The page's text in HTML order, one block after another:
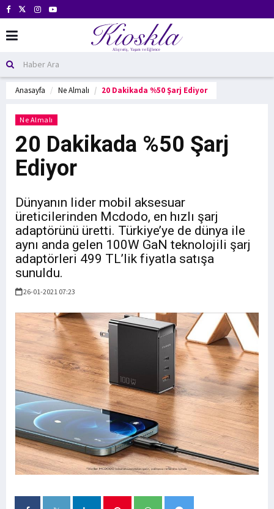
Anasayfa Ne Almalı 20 Dakikada %50 Şarj Ediyor
Ne Almalı
20 Dakikada %50 Şarj
Ediyor
Dünyanın lider mobil aksesuar
üreticilerinden Mcdodo, en hızlı şarj
adaptörünü üretti. Türkiye’ye de dünya ile
aynı anda gelen 100W GaN teknolojili şarj
adaptörleri 499 TL’lik fiyatla satışa
sunuldu.
26-01-2021 07:23